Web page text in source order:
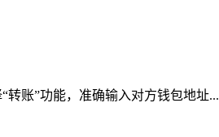
转账”功能，准确输入对方钱包地址...